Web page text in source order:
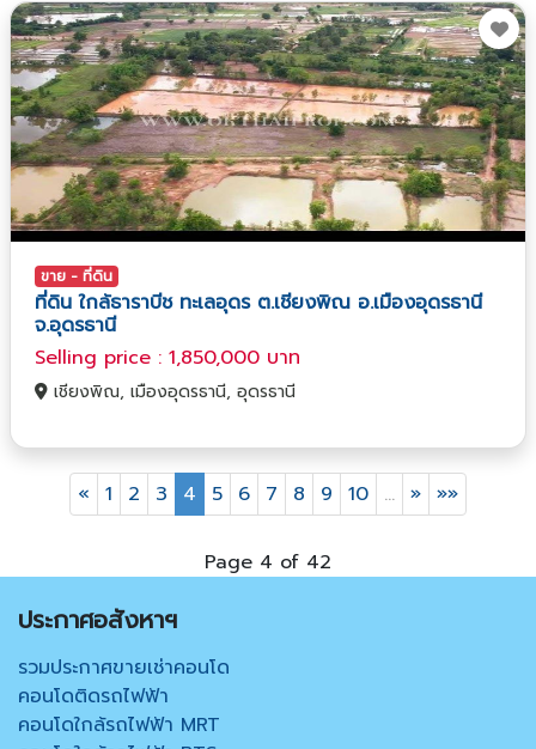
ขาย - ที่ดิน
ที่ดิน ใกล้ธาราบีช ทะเลอุดร ต.เชียงพิณ อ.เมืองอุดรธานี
จ.อุดรธานี
Selling price : 1,850,000 บาท
เชียงพิณ, เมืองอุดรธานี, อุดรธานี
« 1 2 3 4 5 6 7 8 9 10 … » »»
Page 4 of 42
ประกาศอสังหาฯ
รวมประกาศขายเช่าคอนโด
คอนโดติดรถไฟฟ้า
คอนโดใกล้รถไฟฟ้า MRT